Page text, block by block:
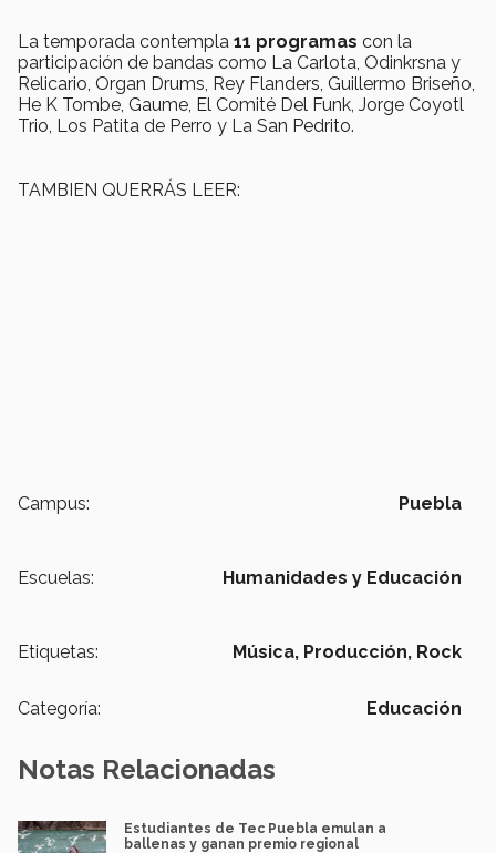
La temporada contempla 11 programas con la
participación de bandas como La Carlota, Odinkrsna y
Relicario, Organ Drums, Rey Flanders, Guillermo Briseño,
He K Tombe, Gaume, El Comité Del Funk, Jorge Coyotl
Trio, Los Patita de Perro y La San Pedrito.
TAMBIEN QUERRÁS LEER:
Campus: Puebla
Escuelas: Humanidades y Educación
Etiquetas: Música, Producción, Rock
Categoría: Educación
Notas Relacionadas
Estudiantes de Tec Puebla emulan a
ballenas y ganan premio regional